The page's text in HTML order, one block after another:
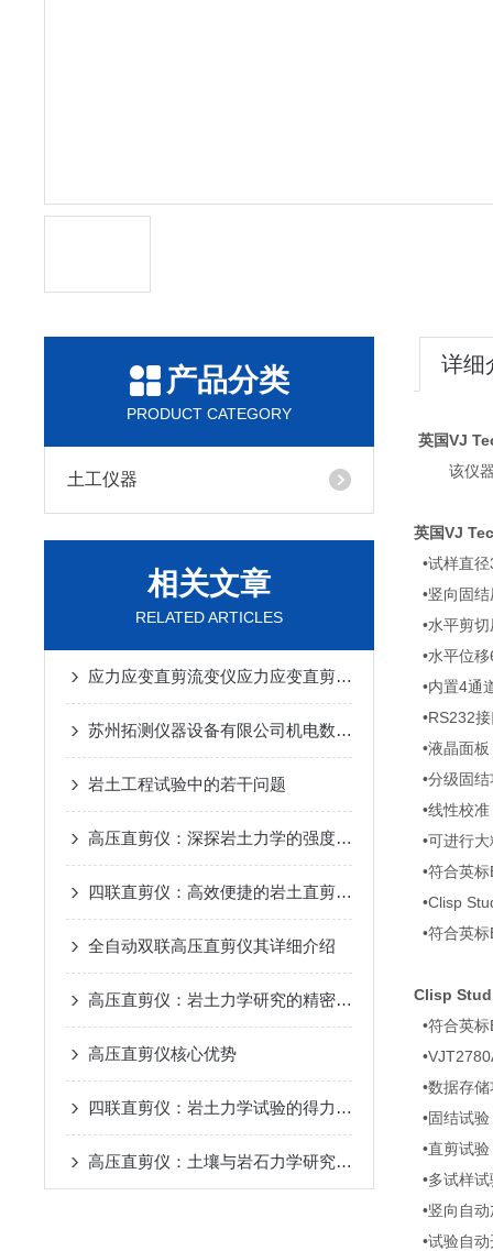
产品分类
PRODUCT CATEGORY
土工仪器
相关文章
RELATED ARTICLES
应力应变直剪流变仪应力应变直剪流变仪
苏州拓测仪器设备有限公司机电数控高压直剪仪的研发和使用说明
岩土工程试验中的若干问题
高压直剪仪：深探岩土力学的强度标尺
四联直剪仪：高效便捷的岩土直剪检测设备
全自动双联高压直剪仪其详细介绍
高压直剪仪：岩土力学研究的精密探针
高压直剪仪核心优势
四联直剪仪：岩土力学试验的得力助手
高压直剪仪：土壤与岩石力学研究中的核心工具
详细
英国VJ
该仪器水
英国VJ
•试样直
•竖向固
•水平剪
•水平位
•内置4通
•RS232
•液晶面板
•分级固
•线性校准
•可进行
•符合英
•Clisp
•符合英
Clisp
•符合英
•数据存
•固结试验
•直剪试验
•多试样
•竖向自
•试验自